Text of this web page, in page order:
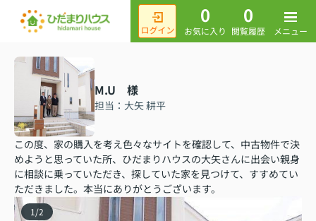
0
お気に入り
0
閲覧履歴 メニュー
M.U 様
担当：大矢 耕平
この度、家の購入を考え色々なサイトを確認して、中古物件で決
めようと思っていた所、ひだまりハウスの大矢さんに出会い親身
に相談に乗っていただき、探していた家を見つけて、すすめてい
ただきました。本当にありがとうございます。
1 /2